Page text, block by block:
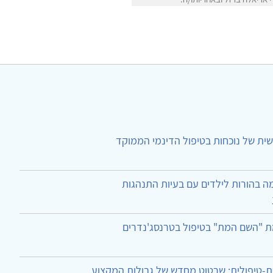
של נוכחות בטיפול הדינמי הממוקד
בהורות לילדים עם בעיות התנהגות
"השם המת" בטיפול בטרנסג'נדרים
טיפולית: שרטוט מחדש של גבולות המקצוע